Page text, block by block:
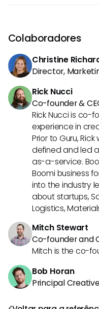
salários devido às
Colaboradores
Christine
Director,
Rick Nucci
Co-founder &
Rick Nucci is co-
experience in
Prior to Guru,
defined and led
as-a-service.
Boomi business
into the industry
about startups,
Logistics,
Mitch Stewart
Co-founder and
Mitch is the co-
Bob Horan
Principal